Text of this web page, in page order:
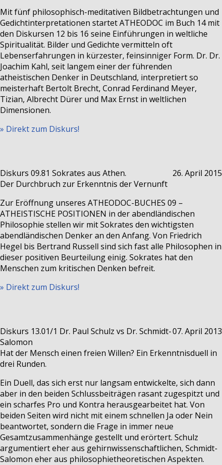
Mit fünf philosophisch-meditativen Bildbetrachtungen und
Gedichtinterpretationen startet ATHEODOC im Buch 14 mit
den Diskursen 12 bis 16 seine Einführungen in weltliche
Spiritualität. Bilder und Gedichte vermitteln oft
Lebenserfahrungen in kürzester, feinsinniger Form. Dr. Dr.
Joachim Kahl, seit langem einer der führenden
atheistischen Denker in Deutschland, interpretiert so
meisterhaft Bertolt Brecht, Conrad Ferdinand Meyer,
Tizian, Albrecht Dürer und Max Ernst in weltlichen
Dimensionen.
» Direkt zum Diskurs!
Diskurs 09.81 26. April 2015
Sokrates aus Athen.
Der Durchbruch zur Erkenntnis der Vernunft
Zur Eröffnung unseres ATHEODOC-BUCHES 09 –
ATHEISTISCHE POSITIONEN in der abendländischen
Philosophie stellen wir mit Sokrates den wichtigsten
abendländischen Denker an den Anfang. Von Friedrich
Hegel bis Bertrand Russell sind sich fast alle Philosophen in
dieser positiven Beurteilung einig. Sokrates hat den
Menschen zum kritischen Denken befreit.
» Direkt zum Diskurs!
Diskurs 13.01/1 07. April 2013
Dr. Paul Schulz vs Dr. Schmidt-
Salomon
Hat der Mensch einen freien Willen? Ein Erkenntnisduell in
drei Runden.
Ein Duell, das sich erst nur langsam entwickelte, sich dann
aber in den beiden Schlussbeiträgen rasant zugespitzt und
ein scharfes Pro und Kontra herausgearbeitet hat. Von
beiden Seiten wird nicht mit einem schnellen Ja oder Nein
beantwortet, sondern die Frage in immer neue
Gesamtzusammenhänge gestellt und erörtert. Schulz
argumentiert eher aus gehirnwissenschaftlichen, Schmidt-
Salomon eher aus philosophietheoretischen Aspekten.